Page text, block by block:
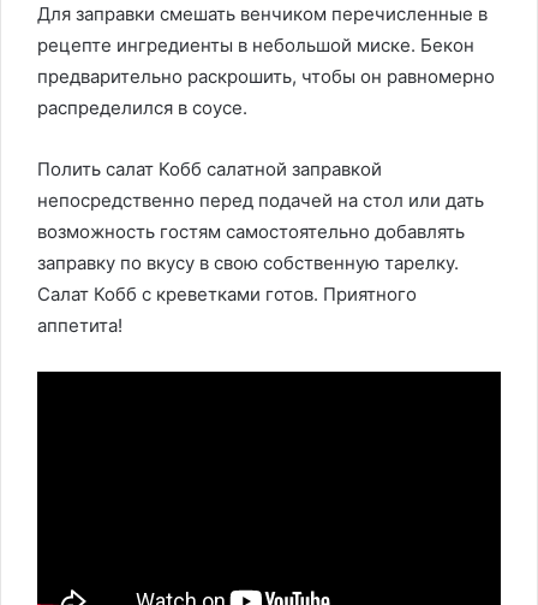
Для заправки смешать венчиком перечисленные в
рецепте ингредиенты в небольшой миске. Бекон
предварительно раскрошить, чтобы он равномерно
распределился в соусе.
Полить салат Кобб салатной заправкой
непосредственно перед подачей на стол или дать
возможность гостям самостоятельно добавлять
заправку по вкусу в свою собственную тарелку.
Салат Кобб с креветками готов. Приятного
аппетита!